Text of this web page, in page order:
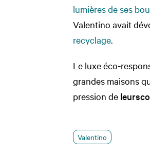
lumières de ses
Valentino avait
recyclage
Le luxe éco-
grandes maisons
pression de leurs
Valentino